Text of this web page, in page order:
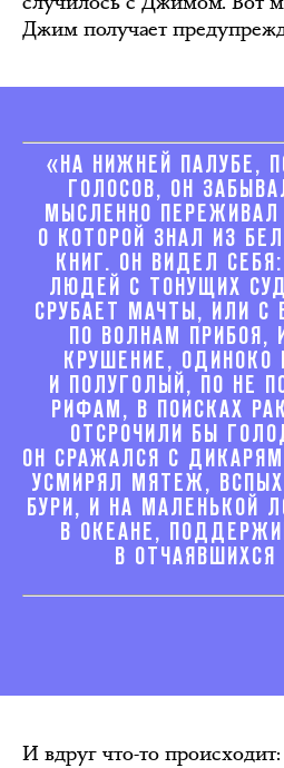
Джим получает
«НА НИЖНЕЙ ПАЛУБЕ,
ГОЛОСОВ, ОН
МЫСЛЕННО
О КОТОРОЙ ЗНАЛ ИЗ
КНИГ. ОН ВИДЕЛ
ЛЮДЕЙ С ТОНУЩИХ
СРУБАЕТ МАЧТЫ, ИЛИ С
ПО ВОЛНАМ ПРИБОЯ,
КРУШЕНИЕ, ОДИНОКО
И ПОЛУГОЛЫЙ, ПО НЕ
РИФАМ, В ПОИСКАХ
ОТСРОЧИЛИ БЫ
ОН СРАЖАЛСЯ С
УСМИРЯЛ МЯТЕЖ,
БУРИ, И НА МАЛЕНЬКОЙ
В ОКЕАНЕ,
В
И вдруг что-то происходит: